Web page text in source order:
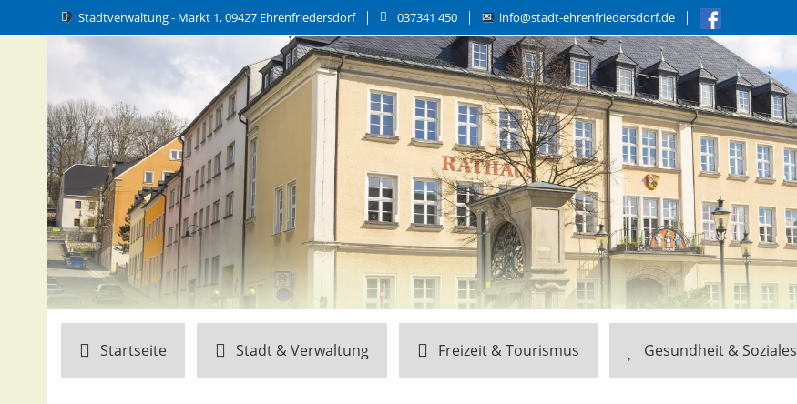
Stadtverwaltung - Markt 1, 09427 Ehrenfriedersdorf 037341 450 info@stadt-ehrenfriedersdorf.de
Wirtschaft & Bauen
Startseite Stadt & Verwaltung Freizeit & Tourismus Gesundheit & Soziales